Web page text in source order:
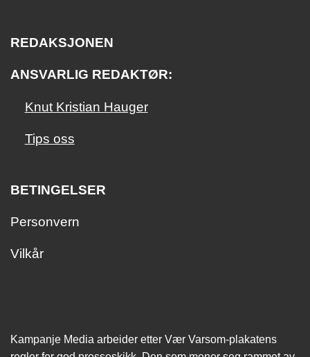
REDAKSJONEN
ANSVARLIG REDAKTØR:
Knut Kristian Hauger
Tips oss
BETINGELSER
Personvern
Vilkår
Kampanje Media arbeider etter Vær Varsom-plakatens